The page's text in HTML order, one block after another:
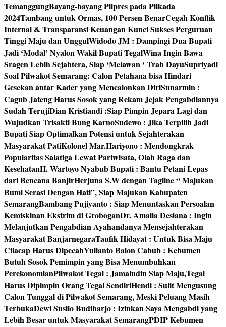
TemanggungBayang-bayang Pilpres pada Pilkada
2024Tambang untuk Ormas, 100 Persen BenarCegah Konflik
Internal & Transparansi Keuangan Kunci Sukses Perguruan
Tinggi Maju dan UnggulWidodo JM : Dampingi Dua Bupati
Jadi ‘Modal’ Nyalon Wakil Bupati TegalWina Ingin Bawa
Sragen Lebih Sejahtera, Siap ‘Melawan ‘ Trah DayuSupriyadi
Soal Pilwakot Semarang: Calon Petahana bisa Hindari
Gesekan antar Kader yang Mencalonkan DiriSunarmin :
Cagub Jateng Harus Sosok yang Rekam Jejak Pengabdiannya
Sudah TerujiDian Kristiandi :Siap Pimpin Jepara Lagi dan
Wujudkan Trisakti Bung KarnoSudewo : Jika Terpilih Jadi
Bupati Siap Optimalkan Potensi untuk Sejahterakan
Masyarakat PatiKolonel Mar.Hariyono : Mendongkrak
Popularitas Salatiga Lewat Pariwisata, Olah Raga dan
KesehatanH. Wartoyo Nyabub Bupati : Bantu Petani Lepas
dari Bencana BanjirHerjuna S.W dengan Tagline “ Majukan
Bumi Serasi Dengan Hati”, Siap Majukan Kabupaten
SemarangBambang Pujiyanto : Siap Menuntaskan Persoalan
Kemiskinan Ekstrim di GroboganDr. Amalia Desiana : Ingin
Melanjutkan Pengabdian Ayahandanya Mensejahterakan
Masyarakat BanjarnegaraTaufik Hidayat : Untuk Bisa Maju
Cilacap Harus DipecahYulianto Balon Cabub : Kebumen
Butuh Sosok Pemimpin yang Bisa Menumbuhkan
PerekonomianPilwakot Tegal : Jamaludin Siap Maju,Tegal
Harus Dipimpin Orang Tegal SendiriHendi : Sulit Mengusung
Calon Tunggal di Pilwakot Semarang, Meski Peluang Masih
TerbukaDewi Susilo Budiharjo : Izinkan Saya Mengabdi yang
Lebih Besar untuk Masyarakat SemarangPDIP Kebumen